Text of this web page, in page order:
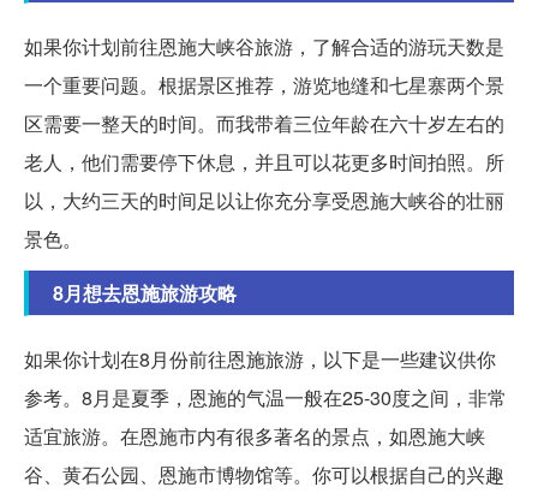
如果你计划前往恩施大峡谷旅游，了解合适的游玩天数是
一个重要问题。根据景区推荐，游览地缝和七星寨两个景
区需要一整天的时间。而我带着三位年龄在六十岁左右的
老人，他们需要停下休息，并且可以花更多时间拍照。所
以，大约三天的时间足以让你充分享受恩施大峡谷的壮丽
景色。
8月想去恩施旅游攻略
如果你计划在8月份前往恩施旅游，以下是一些建议供你
参考。8月是夏季，恩施的气温一般在25-30度之间，非常
适宜旅游。在恩施市内有很多著名的景点，如恩施大峡
谷、黄石公园、恩施市博物馆等。你可以根据自己的兴趣